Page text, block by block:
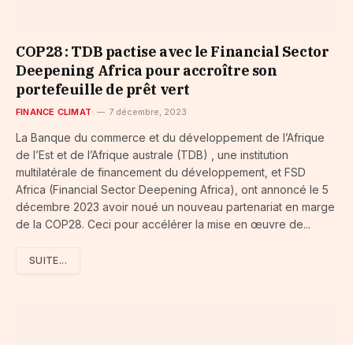
COP28 : TDB pactise avec le Financial Sector
Deepening Africa pour accroître son
portefeuille de prêt vert
FINANCE CLIMAT 7 décembre, 2023
La Banque du commerce et du développement de l’Afrique
de l’Est et de l’Afrique australe (TDB) , une institution
multilatérale de financement du développement, et FSD
Africa (Financial Sector Deepening Africa), ont annoncé le 5
décembre 2023 avoir noué un nouveau partenariat en marge
de la COP28. Ceci pour accélérer la mise en œuvre de...
SUITE...